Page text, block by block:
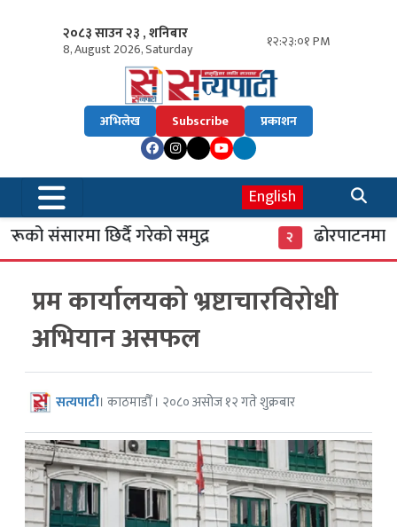
२०८३ साउन २३ , शनिबार
8, August 2026, Saturday १२:२३:०२ PM
अभिलेख Subscribe प्रकाशन
English
संसारमा छिर्दै गरेको समुद्र ढोरपाटनमा
प्रम कार्यालयको भ्रष्टाचारविरोधी
अभियान असफल
सत्यपाटी। काठमाडौँ । २०८० असोज १२ गते शुक्रबार